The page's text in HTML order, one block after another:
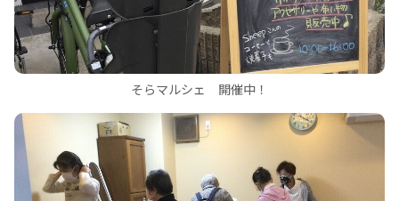
そらマルシェ 開催中！